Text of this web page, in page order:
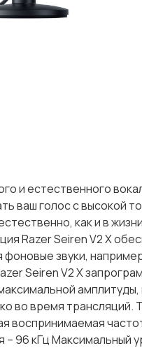
и естественного
ваш голос с высокой
как и в
Razer Seiren V2 X
звуки,
Seiren V2 X
во время
воспринимаемая
96 кГц Максимальный